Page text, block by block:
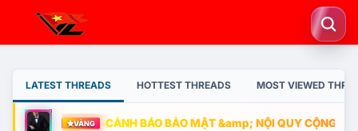
LATEST THREADS HOTTEST THREADS MOST VIEWED
VÀNG CẢNH BÁO BẢO MẬT &amp; NỘI QUY CỘNG